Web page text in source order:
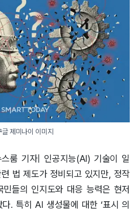
글 제미나이 이미지
스룸 기자| 인공지능(AI) 기술이 일
법 제도가 정비되고 있지만, 정작
들의 인지도와 대응 능력은 현저
. 특히 AI 생성물에 대한 ‘표시 의